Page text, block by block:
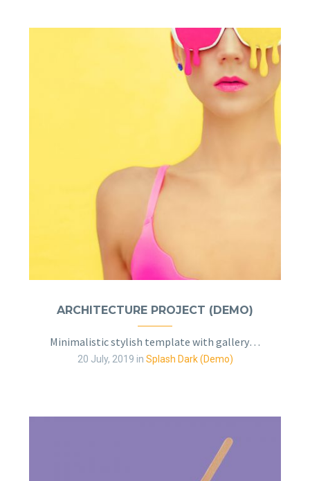
ARCHITECTURE PROJECT (DEMO)
Minimalistic stylish template with gallery slider
20 July, 2019 in Splash Dark (Demo)